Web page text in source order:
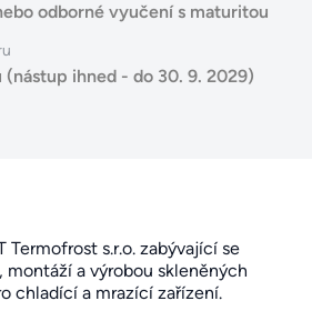
odborné vyučení s maturitou
(nástup ihned - do 30. 9. 2029)
Termofrost s.r.o. zabývající se
a výrobou skleněných
chladící a mrazící zařízení.